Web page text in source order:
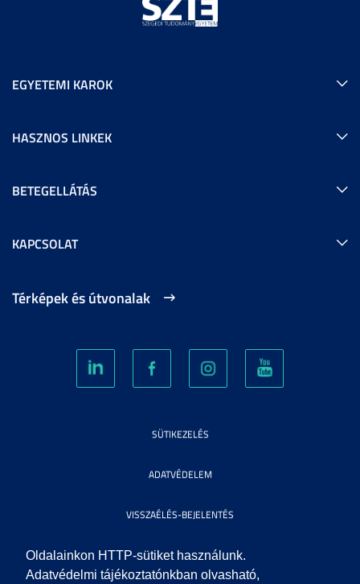
Oldalainkon HTTP-sütiket használunk.
Adatvédelmi tájékoztatónkban olvasható,
EGYETEMI KAROK
HASZNOS LINKEK
BETEGELLÁTÁS
KAPCSOLAT
Térképek és útvonalak
SÜTIKEZELÉS
ADATVÉDELEM
VISSZAÉLÉS-BEJELENTÉS
KÖZÉRDEKŰ ADATOK